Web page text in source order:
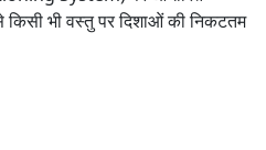
भी वस्तु पर दिशाओं की निकटतम